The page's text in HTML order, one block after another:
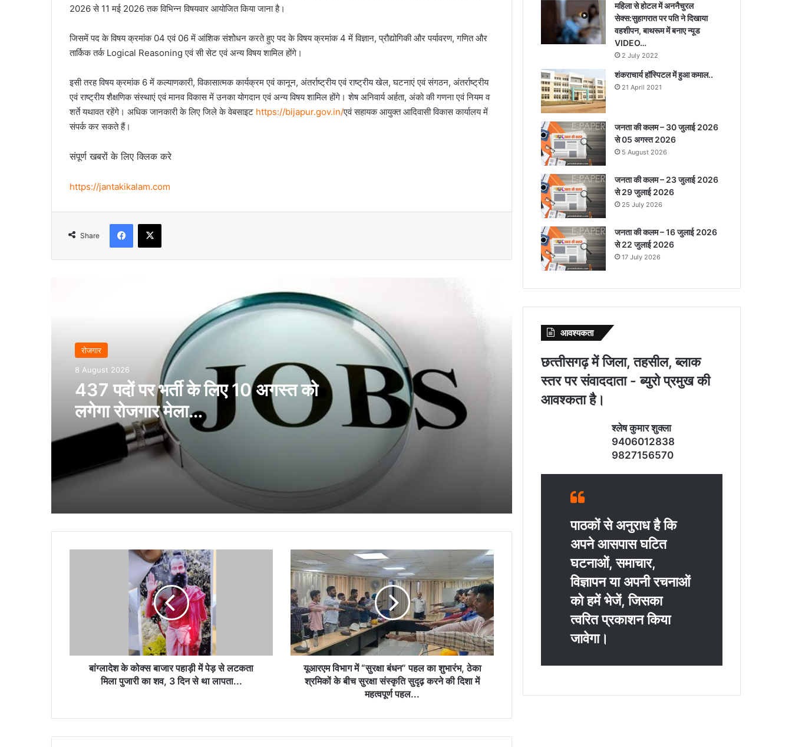
2026 से 11 मई 2026 तक विभिन्न विषयवार आयोजित किया जाना है।
जिसमें पद के विषय क्रमांक 04 एवं 06 में आंशिक संशोेधन करते हुए पद के विषय क्रमांक 4 में विज्ञान, प्रौद्योगिकी और पर्यावरण, गणित और
तार्किक तर्क Logical Reasoning एवं सी सेट एवं अन्य विषय शामिल होंगे।
इसी तरह विषय क्रमांक 6 में कल्याणकारी, विकासात्मक कार्यक्रम एवं कानून, अंतर्राष्ट्रीय एवं राष्ट्रीय खेल, घटनाएं एवं संगठन, अंतर्राष्ट्रीय
एवं राष्ट्रीय शैक्षणिक संस्थाएं एवं मानव विकास में उनका योगदान एवं अन्य विषय शामिल होंगे। शेष अनिवार्य अर्हता, अंको की गणना एवं नियम व
शर्ते यथावत रहेंगे। अधिक जानकारी के लिए जिले के वेबसाइट https://bijapur.gov.in/एवं सहायक आयुक्त आदिवासी विकास कार्यालय में
संपर्क कर सकते हैं।
संपूर्ण खबरों के लिए क्लिक करे
https://jantakikalam.com
Share
Facebook
X
रोजगार
8 August 2026
437 पदों पर भर्ती के लिए 10 अगस्त को
लगेगा रोजगार मेला…
B.Tech तक के लिए सुनहरा मौका, 2005 सरकारी
SIS Ltd में सुरक्षा अधिकारी बनने का अवसर,
जशपुर में 10 से 12 अगस्त तक होगी भर्ती प्रक्रिया
युवाओं के लिए रोजगार का सुनहरा अवसर: आईटीआई
में 5 अगस्त को कैंपस अप्रेंटिसशिप प्लेसमेंट
ड्राइव…
NHM Recruitment 2026: स्टाफ नर्स के
2204 पदों पर निकली भर्ती, 15 अगस्त तक करें
IBPS Clerk Vacancy 2026 : आईबीपीएस
आंगनबाड़ी कार्यकर्ता के रिक्त पद पर भर्ती के लिए
आंगनबाड़ी सहायिका पद पर भर्ती हेतु आवेदन
आमंत्रित…
Govt Jobs August 2026: अगस्त में सरकारी
नौकरी का शानदार मौका, बैंक, रेलवे समेत इन विभागों
में हजारों वैकेंसी
लटकता
बांग्लादेश के कोक्स बाजार पहाड़ी में पेड़ से लटकता
मिला पुजारी का शव, 3 दिन से था लापता...
यूआरएम
विभाग
“सुरक्षा
बंधन”
पहल
का
शुभारंभ,
ठेका
श्रमिकोंयूआरएम विभाग में “सुरक्षा बंधन” पहल का शुभारंभ, ठेका
श्रमिकों के बीच सुरक्षा संस्कृति सुदृढ़ करने की दिशा में
महत्वपूर्ण पहल...
महिला से होटल में अननैचुरल
सेक्स:सुहागरात पर पति ने दिखाया
वहशीपन, बाथरूम में बनाए न्यूड
VIDEO…
2 July 2022
शंकराचार्य हॉस्पिटल में हुआ कमाल..
21 April 2021
जनता की कलम – 30 जुलाई 2026
से 05 अगस्त 2026
5 August 2026
जनता की कलम – 23 जुलाई 2026
से 29 जुलाई 2026
25 July 2026
जनता की कलम – 16 जुलाई 2026
से 22 जुलाई 2026
17 July 2026
आवश्‍यकता
छत्‍तीसगढ़ में जिला, तहसील, ब्‍लाक
स्‍तर पर संवाददाता - ब्‍युरो प्रमुख की
आवश्‍कता है।
श्‍लेष कुमार शुक्‍ला
9406012838
9827156570
पाठकों से अनुराध है कि
अपने आसपास घटित
घटनाओं, समाचार,
विज्ञापन या अपनी रचनाओं
को हमें भेजें, जिसका
त्‍वरित प्रकाशन किया
जावेगा।